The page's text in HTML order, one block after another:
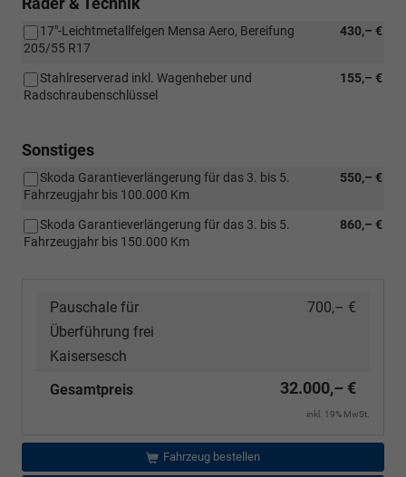
430,– €
17"-Leichtmetallfelgen Mensa Aero, Bereifung
205/55 R17
155,– €
Stahlreserverad inkl. Wagenheber und
Radschraubenschlüssel
Sonstiges
550,– €
Skoda Garantieverlängerung für das 3. bis 5.
Fahrzeugjahr bis 100.000 Km
860,– €
Skoda Garantieverlängerung für das 3. bis 5.
Fahrzeugjahr bis 150.000 Km
Pauschale für
Überführung frei
Kaisersesch
700,– €
Gesamtpreis 32.000,– €
inkl. 19% MwSt.
Fahrzeug bestellen